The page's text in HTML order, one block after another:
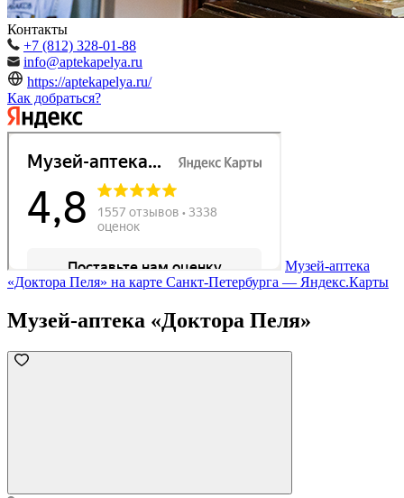
Контакты
+7 (812) 328-01-88
info@aptekapelya.ru
https://aptekapelya.ru/
Как добраться?
Музей-аптека
«Доктора Пеля» на карте Санкт‑Петербурга — Яндекс.Карты
Музей-аптека «Доктора Пеля»